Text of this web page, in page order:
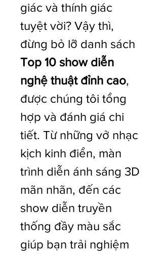
giác và thính giác
tuyệt vời? Vậy thì,
Top 10 show diễn
nghệ thuật đỉnh cao,
được chúng tôi tổng
hợp và đánh giá chi
tiết. Từ những vở nhạc
kịch kinh điển, màn
trình diễn ánh sáng 3D
mãn nhãn, đến các
show diễn truyền
thống đầy màu sắc
giúp bạn trải nghiệm